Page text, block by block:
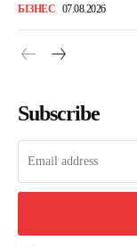
БІЗНЕС 07.08.2026
Subscribe